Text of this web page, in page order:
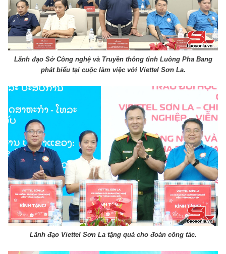
Lãnh đạo Sở Công nghệ và Truyền thông tỉnh Luông Pha Bang
phát biểu tại cuộc làm việc với Viettel Sơn La.
Lãnh đạo Viettel Sơn La tặng quà cho đoàn công tác.